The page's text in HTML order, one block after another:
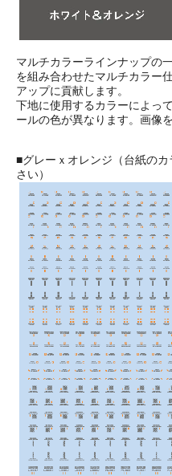
マルチカラーラインナップの
を組み合わせたマルチカラー
アップに貢献します。
下地に使用するカラーによっ
ールの色が異なります。画像
■グレーｘオレンジ（台紙の
さい）